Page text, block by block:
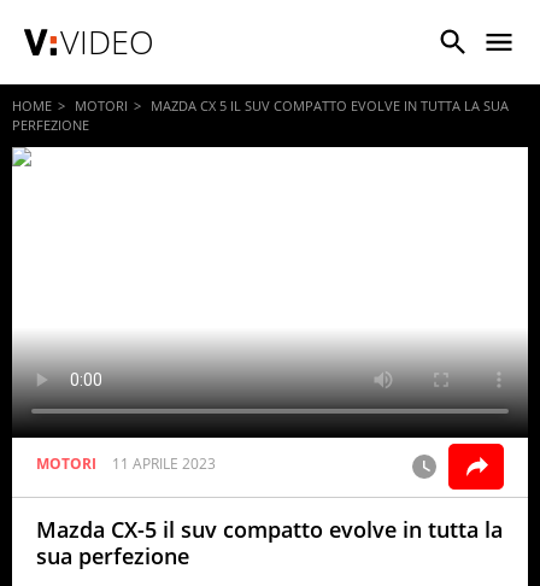
VIDEO
HOME MOTORI
MAZDA CX 5 IL SUV COMPATTO EVOLVE IN TUTTA LA SUA
PERFEZIONE
MOTORI 11 APRILE 2023
Mazda CX-5 il suv compatto evolve in tutta la
sua perfezione